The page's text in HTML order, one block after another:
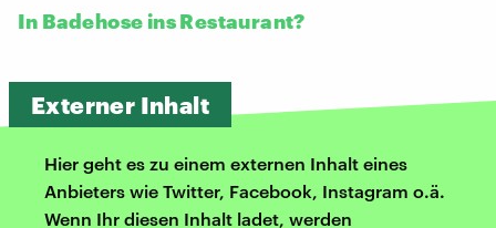
In Badehose ins Restaurant?
Externer Inhalt
Hier geht es zu einem externen Inhalt eines
Anbieters wie Twitter, Facebook, Instagram o.ä.
Wenn Ihr diesen Inhalt ladet, werden